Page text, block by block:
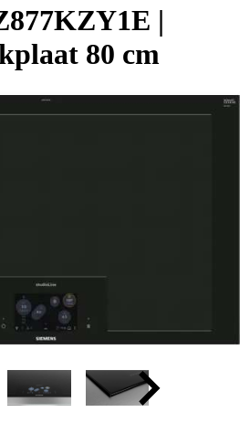
|
80 cm